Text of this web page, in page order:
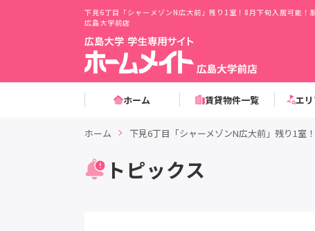
下見6丁目「シャーメゾンN広大前」残り1室！8月下旬入居可能
広島大学前店
ホーム 賃貸物件一覧 エ
ホーム 下見6丁目「シャーメゾンN広大前」残り1
トピックス